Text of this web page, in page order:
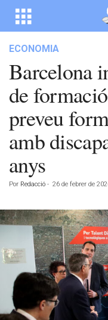
ECONOMIA
Barcelona
de
preveu
amb
anys
Por Redacció - 26 de febrer de